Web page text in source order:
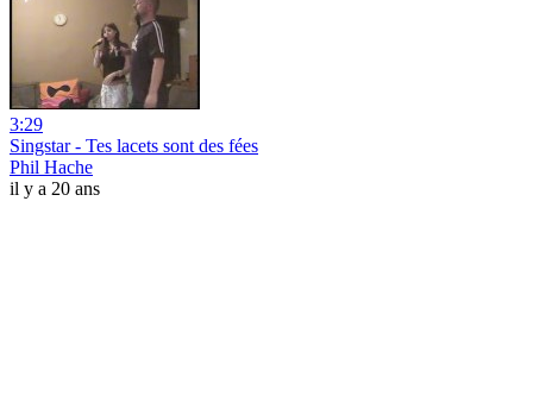
3:29
Singstar - Tes lacets sont des fées
Phil Hache
il y a 20 ans